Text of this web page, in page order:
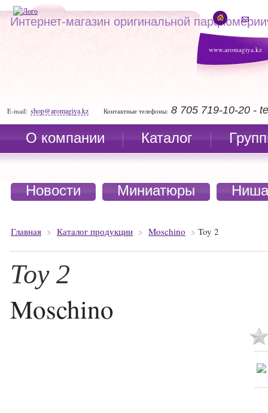
www.aromagiya.kz
Интернет-магазин оригинальной парфюмерии
E-mail: shop@aromagiya.kz Контактные телефоны: 8 705 719-10-20 -
О компании Каталог
Новости Миниатюры
Главная Каталог продукции Moschino Toy 2
Toy 2
Moschino